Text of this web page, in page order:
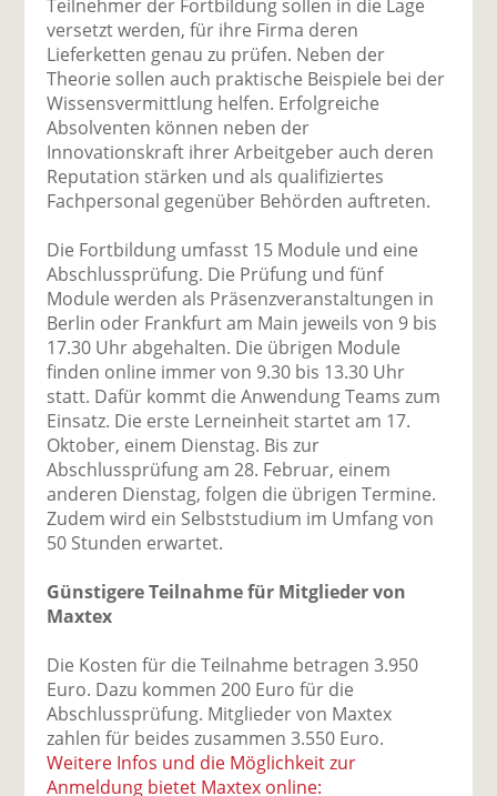
Teilnehmer der Fortbildung sollen in die Lage
versetzt werden, für ihre Firma deren
Lieferketten genau zu prüfen. Neben der
Theorie sollen auch praktische Beispiele bei der
Wissensvermittlung helfen. Erfolgreiche
Absolventen können neben der
Innovationskraft ihrer Arbeitgeber auch deren
Reputation stärken und als qualifiziertes
Fachpersonal gegenüber Behörden auftreten.
Die Fortbildung umfasst 15 Module und eine
Abschlussprüfung. Die Prüfung und fünf
Module werden als Präsenzveranstaltungen in
Berlin oder Frankfurt am Main jeweils von 9 bis
17.30 Uhr abgehalten. Die übrigen Module
finden online immer von 9.30 bis 13.30 Uhr
statt. Dafür kommt die Anwendung Teams zum
Einsatz. Die erste Lerneinheit startet am 17.
Oktober, einem Dienstag. Bis zur
Abschlussprüfung am 28. Februar, einem
anderen Dienstag, folgen die übrigen Termine.
Zudem wird ein Selbststudium im Umfang von
50 Stunden erwartet.
Günstigere Teilnahme für Mitglieder von
Maxtex
Die Kosten für die Teilnahme betragen 3.950
Euro. Dazu kommen 200 Euro für die
Abschlussprüfung. Mitglieder von Maxtex
zahlen für beides zusammen 3.550 Euro.
Weitere Infos und die Möglichkeit zur
Anmeldung bietet Maxtex online: